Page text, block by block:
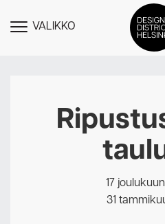
NÄYTÄVALIKKO
17
31